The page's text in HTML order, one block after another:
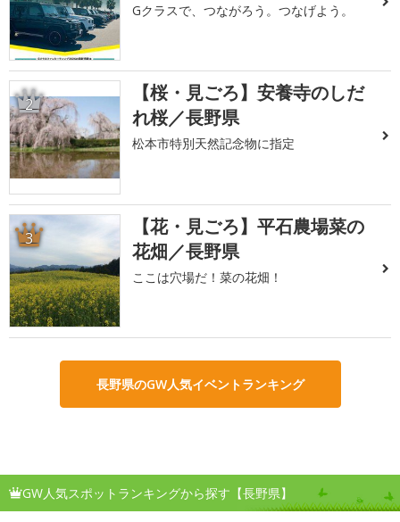
Gクラスで、つながろう。つなげよう。
2
【桜・見ごろ】安養寺のしだ
れ桜／長野県
松本市特別天然記念物に指定
3
【花・見ごろ】平石農場菜の
花畑／長野県
ここは穴場だ！菜の花畑！
長野県のGW人気イベントランキング
GW人気スポットランキングから探す【長野県】